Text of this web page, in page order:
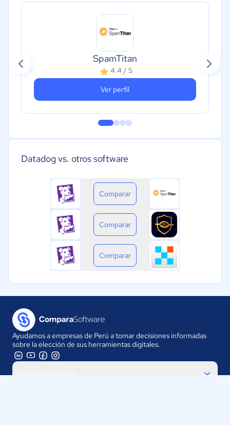
SpamTitan
4.4 / 5
Ver perfil
Datadog vs. otros software
Comparar
Comparar
Comparar
Ayudamos a empresas de Perú a tomar decisiones informadas
sobre la elección de sus herramientas digitales.